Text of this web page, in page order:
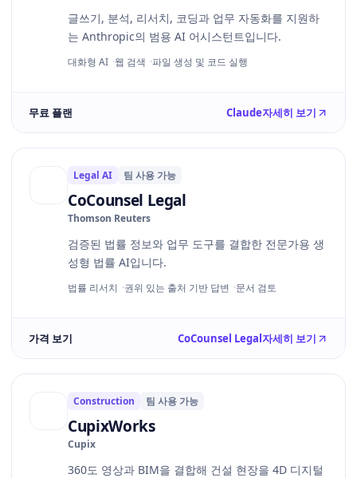
글쓰기, 분석, 리서치, 코딩과 업무 자동화를 지원하
는 Anthropic의 범용 AI 어시스턴트입니다.
대화형 AI 웹 검색 파일 생성 및 코드 실행
무료 플랜 Claude자세히 보기
Legal AI 팀 사용 가능
CoCounsel Legal
Thomson Reuters
검증된 법률 정보와 업무 도구를 결합한 전문가용 생
성형 법률 AI입니다.
법률 리서치 권위 있는 출처 기반 답변 문서 검토
가격 보기 CoCounsel Legal자세히 보기
Construction 팀 사용 가능
CupixWorks
Cupix
360도 영상과 BIM을 결합해 건설 현장을 4D 디지털